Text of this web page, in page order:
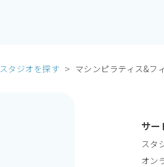
スタジオを探す マシンピラティス&フ
サー
スタ
オン